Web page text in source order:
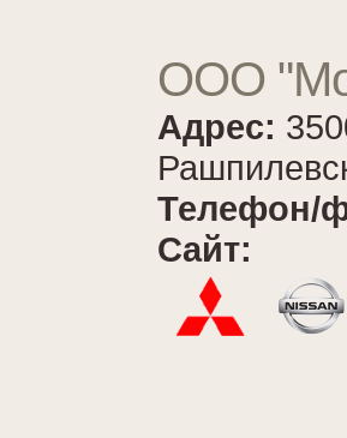
ООО
Адрес:
Телефон/
Сайт: